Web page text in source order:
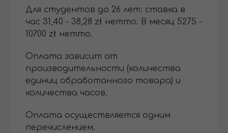
Для студентов до 26 лет: ставка в
час 31,40 - 38,28 zł нетто. В месяц 5275 -
10700 zł нетто.
Оплата зависит от
производительности (количества
единиц обработанного товара) и
количества часов.
Оплата осуществляется одним
перечислением.